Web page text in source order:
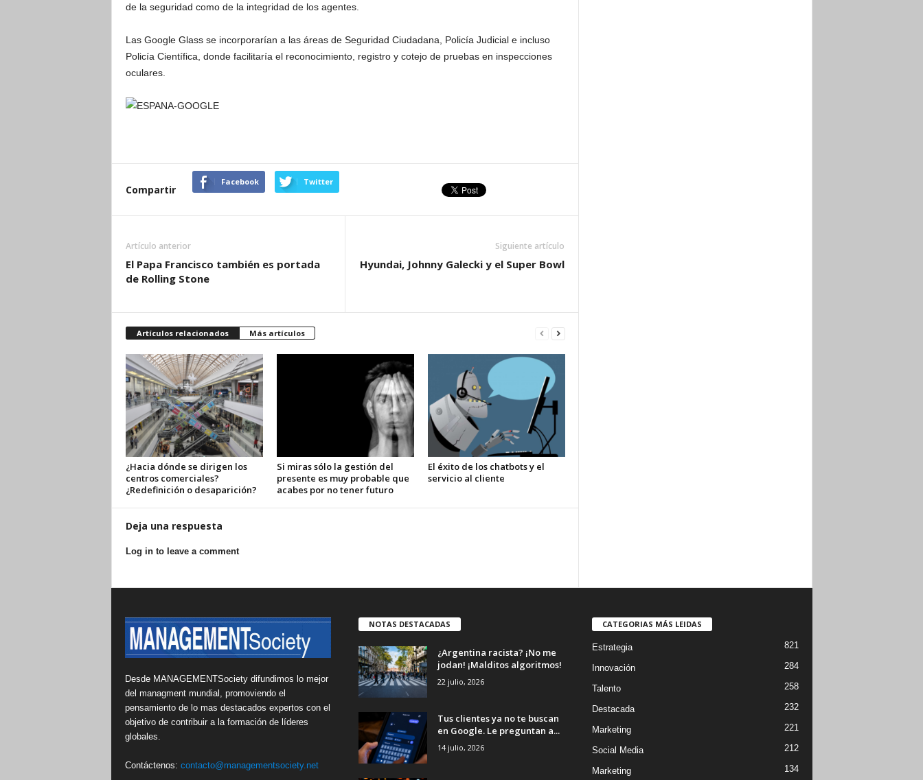
de la seguridad como de la integridad de los agentes.
Las Google Glass se incorporarían a las áreas de Seguridad Ciudadana, Policía Judicial e incluso
Policía Científica, donde facilitaría el reconocimiento, registro y cotejo de pruebas en inspecciones
oculares.
Compartir
Facebook Twitter
Artículo anterior
El Papa Francisco también es portada
de Rolling Stone
Siguiente artículo
Hyundai, Johnny Galecki y el Super Bowl
Artículos relacionados Más artículos
¿Hacia dónde se dirigen los
centros comerciales?
¿Redefinición o desaparición?
Si miras sólo la gestión del
presente es muy probable que
acabes por no tener futuro
El éxito de los chatbots y el
servicio al cliente
Deja una respuesta
Log in to leave a comment
Desde MANAGEMENTSociety difundimos lo mejor
del managment mundial, promoviendo el
pensamiento de lo mas destacados expertos con el
objetivo de contribuir a la formación de líderes
globales.
Contáctenos: contacto@managementsociety.net
NOTAS DESTACADAS
¿Argentina racista? ¡No me
jodan! ¡Malditos algoritmos!
22 julio, 2026
Tus clientes ya no te buscan
en Google. Le preguntan a...
14 julio, 2026
CATEGORIAS MÁS LEIDAS
Estrategia 821
Innovación 284
Talento 258
Destacada 232
Marketing 221
Social Media 212
Marketing 134